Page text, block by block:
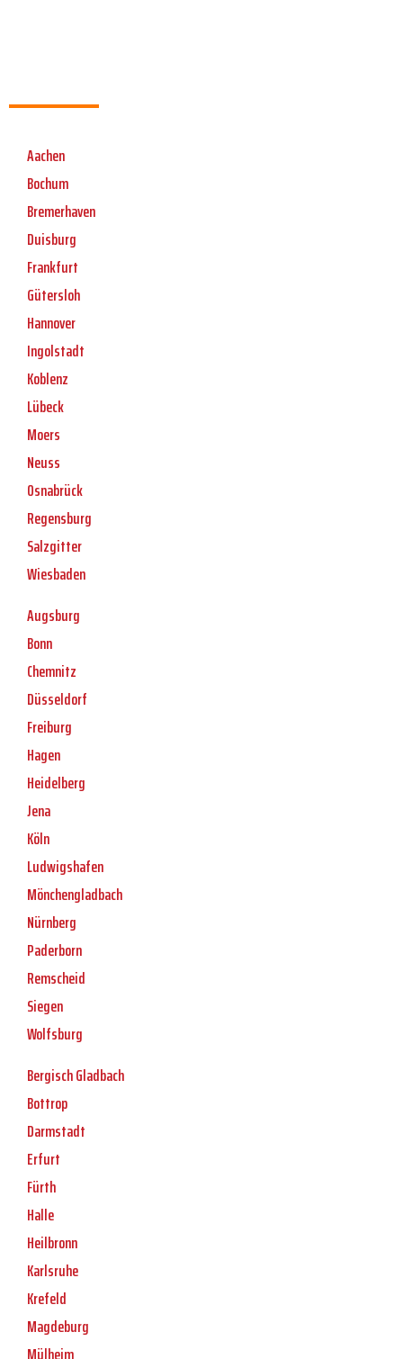
Aachen
Bochum
Bremerhaven
Duisburg
Frankfurt
Gütersloh
Hannover
Ingolstadt
Koblenz
Lübeck
Moers
Neuss
Osnabrück
Regensburg
Salzgitter
Wiesbaden
Augsburg
Bonn
Chemnitz
Düsseldorf
Freiburg
Hagen
Heidelberg
Jena
Köln
Ludwigshafen
Mönchengladbach
Nürnberg
Paderborn
Remscheid
Siegen
Wolfsburg
Bergisch Gladbach
Bottrop
Darmstadt
Erfurt
Fürth
Halle
Heilbronn
Karlsruhe
Krefeld
Magdeburg